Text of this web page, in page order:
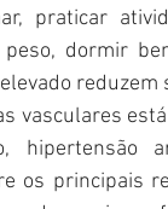
praticar
dormir
vasculares
os principais